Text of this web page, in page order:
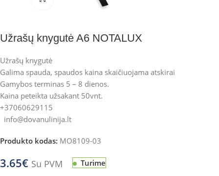
Užrašų knygutė A6 NOTALUX
Užrašų knygutė
Galima spauda, spaudos kaina skaičiuojama atskirai
Gamybos terminas 5 – 8 dienos.
Kaina peteikta užsakant 50vnt.
+37060629115
info@dovanulinija.lt
Produkto kodas: MO8109-03
3.65€ Su PVM Turime